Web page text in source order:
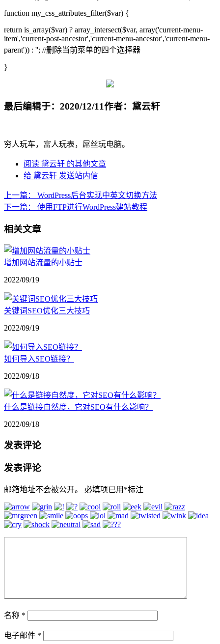
function my_css_attributes_filter($var) {
return is_array($var) ? array_intersect($var, array('current-menu-
item','current-post-ancestor','current-menu-ancestor','current-menu-
parent')) : ''; //删除当前菜单的四个选择器
}
最后编辑于：2020/12/11作者：黛云轩
穷人玩车，富人玩表，屌丝玩电脑。
阅读 黛云轩 的其他文章
给 黛云轩 发送站内信
上一篇：
WordPress后台实现中英文切换方法
下一篇：
使用FTP进行WordPress建站教程
相关文章
增加网站流量的小贴士
2022/09/19
关键词SEO优化三大技巧
2022/09/19
如何导入SEO链接？
2022/09/18
什么是链接自然度，它对SEO有什么影响？
2022/09/18
发表评论
发表评论
邮箱地址不会被公开。 必填项已用 *标注
名称 *
电子邮件 *